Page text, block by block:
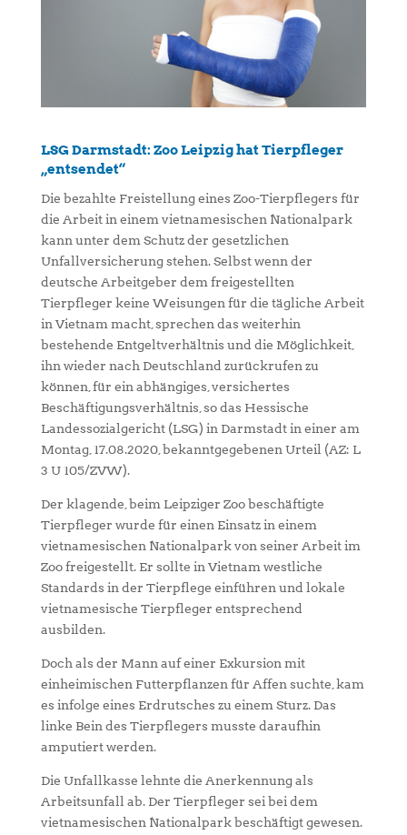
LSG Darmstadt: Zoo Leipzig hat Tierpfleger
„entsendet“
Die bezahlte Freistellung eines Zoo-Tierpflegers für
die Arbeit in einem vietnamesischen Nationalpark
kann unter dem Schutz der gesetzlichen
Unfallversicherung stehen. Selbst wenn der
deutsche Arbeitgeber dem freigestellten
Tierpfleger keine Weisungen für die tägliche Arbeit
in Vietnam macht, sprechen das weiterhin
bestehende Entgeltverhältnis und die Möglichkeit,
ihn wieder nach Deutschland zurückrufen zu
können, für ein abhängiges, versichertes
Beschäftigungsverhältnis, so das Hessische
Landessozialgericht (LSG) in Darmstadt in einer am
Montag, 17.08.2020, bekanntgegebenen Urteil (AZ: L
3 U 105/ZVW).
Der klagende, beim Leipziger Zoo beschäftigte
Tierpfleger wurde für einen Einsatz in einem
vietnamesischen Nationalpark von seiner Arbeit im
Zoo freigestellt. Er sollte in Vietnam westliche
Standards in der Tierpflege einführen und lokale
vietnamesische Tierpfleger entsprechend
ausbilden.
Doch als der Mann auf einer Exkursion mit
einheimischen Futterpflanzen für Affen suchte, kam
es infolge eines Erdrutsches zu einem Sturz. Das
linke Bein des Tierpflegers musste daraufhin
amputiert werden.
Die Unfallkasse lehnte die Anerkennung als
Arbeitsunfall ab. Der Tierpfleger sei bei dem
vietnamesischen Nationalpark beschäftigt gewesen.